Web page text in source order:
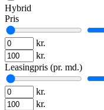
Hybrid
Pris
kr.
kr.
Leasingpris (pr. md.)
kr.
kr.